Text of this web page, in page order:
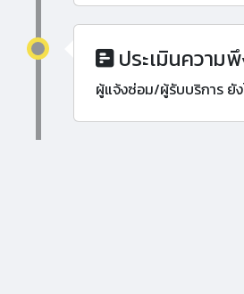
ประเมินความ
ผู้แจ้งซ่อม/ผู้รับบริการ ยั